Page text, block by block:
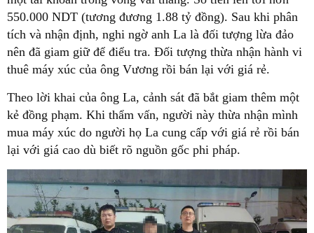
550.000 NDT (tương đương 1.88 tỷ đồng). Sau khi phân
tích và nhận định, nghi ngờ anh La là đối tượng lừa đảo
nên đã giam giữ để điểu tra. Đối tượng thừa nhận hành vi
thuê máy xúc của ông Vương rồi bán lại với giá rẻ.
Theo lời khai của ông La, cảnh sát đã bắt giam thêm một
kẻ đồng phạm. Khi thẩm vấn, người này thừa nhận mình
mua máy xúc do người họ La cung cấp với giá rẻ rồi bán
lại với giá cao dù biết rõ nguồn gốc phi pháp.